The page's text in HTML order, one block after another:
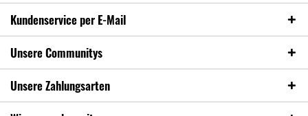
Kundenservice per E-Mail
Unsere Communitys
Unsere Zahlungsarten